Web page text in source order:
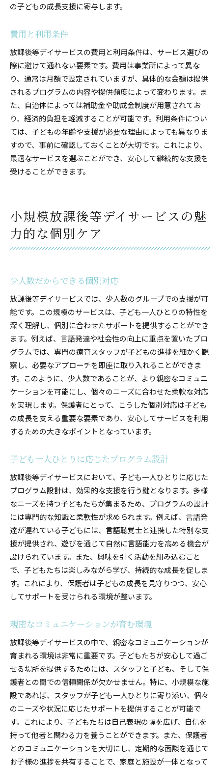
の子どもの成長支援に寄与します。
費用と利用条件
放課後等デイサービスの費用と利用条件は、サービス選びの
際に避けて通れない要素です。費用は事業所によって異な
り、通常は月額で設定されていますが、具体的な金額は提供
されるプログラムの内容や提供頻度によって変わります。ま
た、自治体によっては補助金や助成金制度が用意されてお
り、経済的負担を軽減することが可能です。利用条件につい
ては、子どもの年齢や支援が必要な理由によっても異なりま
すので、事前に確認しておくことが大切です。これにより、
最適なサービスを選ぶことができ、安心して継続的な支援を
受けることができます。
小規模放課後等デイサービスの魅
力的な個別ケア
少人数だからできる個別対応
放課後等デイサービスでは、少人数のグループでの支援が可
能です。この規模のサービスは、子ども一人ひとりの特性を
深く理解し、個別に合わせたサポートを提供することができ
ます。例えば、言語発達や社会性の向上に重点を置いたプロ
グラムでは、専門の療育スタッフが子どもの進捗を細かく観
察し、必要なアプローチを即座に取り入れることができま
す。このように、少人数であることが、より親密なコミュニ
ケーションを可能にし、個々のニーズに合わせた柔軟な対応
を実現します。保護者にとって、こうした個別対応は子ども
の成長を支える重要な要素であり、安心してサービスを利用
するための大きなポイントとなっています。
子ども一人ひとりに応じたプログラム設計
放課後等デイサービスにおいて、子ども一人ひとりに応じた
プログラム設計は、効果的な支援を行う鍵となります。多様
なニーズを持つ子どもたちが集まるため、プログラムの設計
には専門的な知識と柔軟性が求められます。例えば、言語発
達が遅れている子どもには、言語聴覚士と連携した特別な支
援が提供され、遊びを通じて自然に言語能力を高める機会が
設けられています。また、興味を引く活動を組み込むこと
で、子どもたちは楽しみながら学び、持続的な成長を促しま
す。これにより、保護者は子どもの成長を見守りつつ、安心
してサポートを受けられる環境が整います。
親密なコミュニケーションが育む環境
放課後等デイサービスの中で、親密なコミュニケーションが
育まれる環境は非常に重要です。子どもたちが安心して過ご
せる場所を提供するためには、スタッフと子ども、そして保
護者との間での信頼関係が欠かせません。特に、小規模な施
設であれば、スタッフが子ども一人ひとりに寄り添い、個々
のニーズや状況に応じたサポートを提供することが可能で
す。これにより、子どもたちは自己表現の幅を広げ、自信を
持って他者と関わる力を養うことができます。また、保護者
とのコミュニケーションを大切にし、定期的な面談を通じて
お子様の進捗を共有することで、家庭と施設が一体となって